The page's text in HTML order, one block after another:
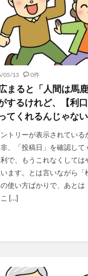
05/13 0件
まると「人間は馬
するけれど、【利口
てくれるんじゃな
トリーが表示されている
、「投稿日」を確認して
で、もうこれなくしては
ます。とは言いながら「
使い方ばかりで、あとは
[…]